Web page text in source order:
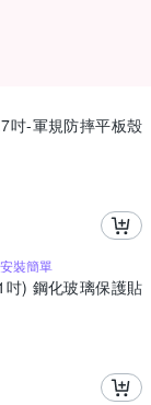
吋-軍規防摔平板殼
裝簡單
吋) 鋼化玻璃保護貼